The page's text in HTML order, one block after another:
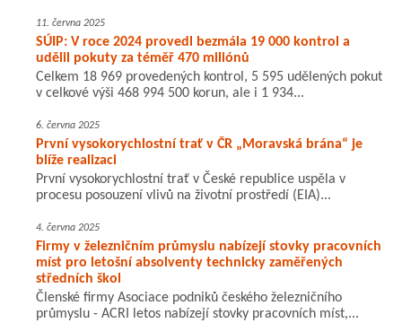
11. června 2025
SÚIP: V roce 2024 provedl bezmála 19 000 kontrol a
udělil pokuty za téměř 470 miliónů
Celkem 18 969 provedených kontrol, 5 595 udělených pokut
v celkové výši 468 994 500 korun, ale i 1 934...
6. června 2025
První vysokorychlostní trať v ČR „Moravská brána“ je
blíže realizaci
První vysokorychlostní trať v České republice uspěla v
procesu posouzení vlivů na životní prostředí (EIA)...
4. června 2025
Firmy v železničním průmyslu nabízejí stovky pracovních
míst pro letošní absolventy technicky zaměřených
středních škol
Členské firmy Asociace podniků českého železničního
průmyslu - ACRI letos nabízejí stovky pracovních míst,...